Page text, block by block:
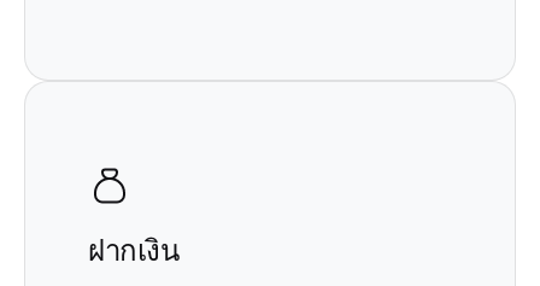
ฝากเงิน